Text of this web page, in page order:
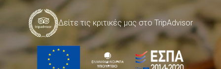
Δείτε τις κριτικές μας στο TripAdvisor